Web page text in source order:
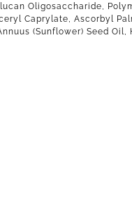
Oligosaccharide,
Caprylate, Ascorbyl
(Sunflower) Seed